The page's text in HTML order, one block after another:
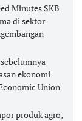
Minutes SKB
di sektor
ekonomi
Union
produk agro,